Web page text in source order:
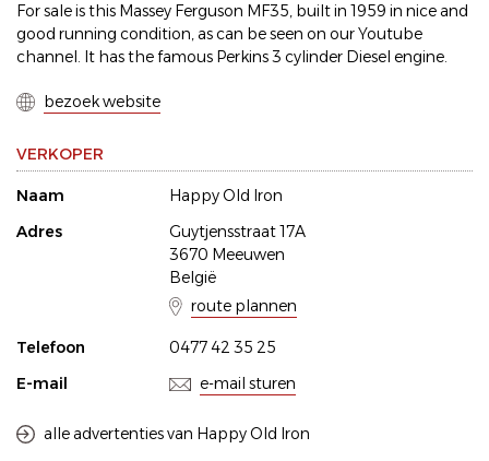
For sale is this Massey Ferguson MF35, built in 1959 in nice and
good running condition, as can be seen on our Youtube
channel. It has the famous Perkins 3 cylinder Diesel engine.
bezoek website
VERKOPER
Naam
Happy Old Iron
Adres
Guytjensstraat 17A
3670 Meeuwen
België
route plannen
Telefoon
0477 42 35 25
E-mail
e-mail sturen
alle advertenties van Happy Old Iron